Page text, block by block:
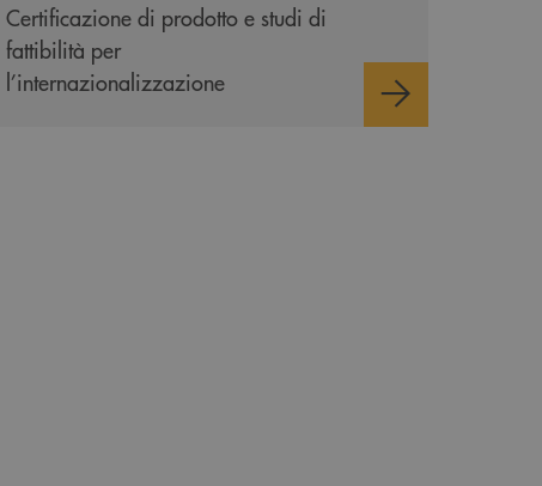
Certificazione di prodotto e studi di
fattibilità per
l’internazionalizzazione